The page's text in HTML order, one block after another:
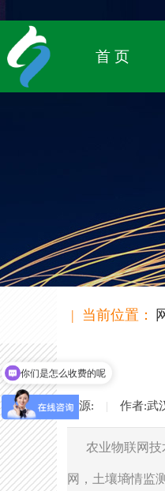
首 页
| 当前位置：
来源: | 作者:武
农业物联网
网，土壤墒情监
你们是怎么收费的呢